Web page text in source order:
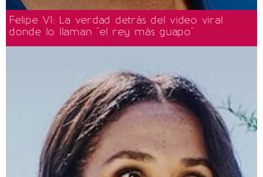
Felipe VI: La verdad detrás del video viral
donde lo llaman "el rey más guapo"